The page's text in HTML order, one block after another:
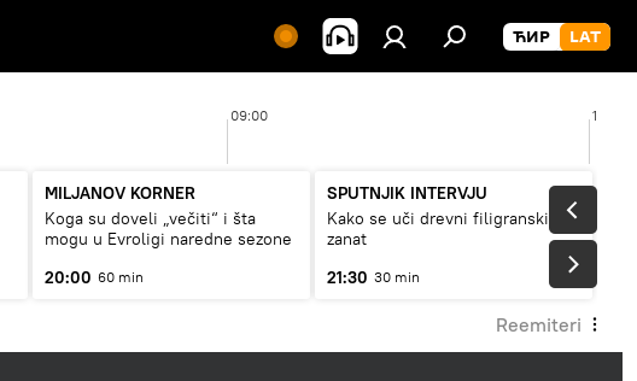
09:00 10:00
MILJANOV KORNER
Koga su doveli „večiti“ i šta
mogu u Evroligi naredne sezone
20:00 60 min
SPUTNJIK INTERVJU
Kako se uči drevni filigranski
zanat
21:30 30 min
Reemiteri